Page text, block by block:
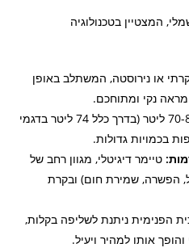
המצטיין בטכנולוגיה
או נירוסטה, המשתלב באופן
נקי ומתוחכם.
נפח של כ-70-80 ליטר (בדרך כלל 74 ליטר בדגמי
טיימר דיגיטלי, מגוון רחב של
הפשרה, שמירת חום) ובקרת
הפנימית ניתנת לשליפה בקלות,
אותו למהיר ויעיל.